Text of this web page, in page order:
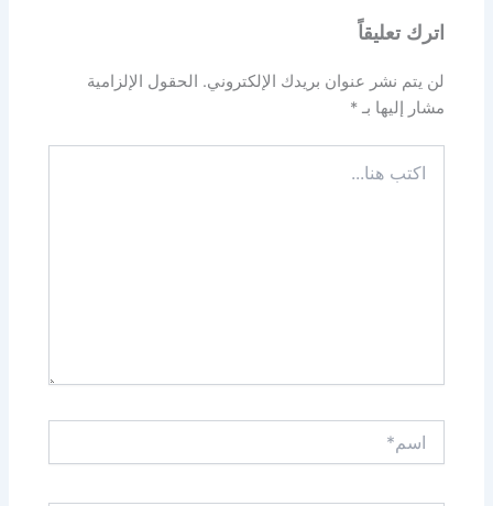
اترك تعليقاً
لن يتم نشر عنوان بريدك الإلكتروني. الحقول الإلزامية
مشار إليها بـ*
هنا...